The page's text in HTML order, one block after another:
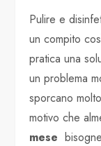
Pulire e
un compito
pratica una
un problema
sporcano
motivo che
mese